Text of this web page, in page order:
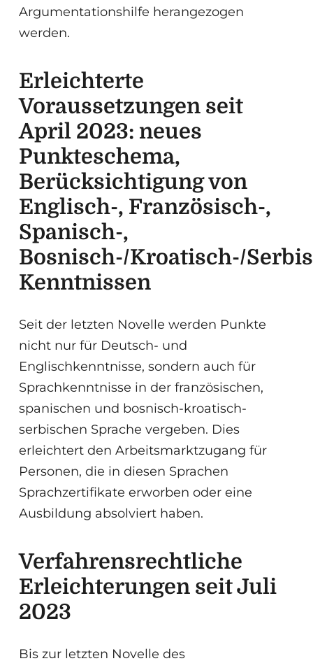
Argumentationshilfe herangezogen
werden.
Erleichterte
Voraussetzungen seit
April 2023: neues
Punkteschema,
Berücksichtigung von
Englisch-, Französisch-,
Spanisch-,
Bosnisch-/Kroatisch-/
Kenntnissen
Seit der letzten Novelle werden Punkte
nicht nur für Deutsch- und
Englischkenntnisse, sondern auch für
Sprachkenntnisse in der französischen,
spanischen und bosnisch-kroatisch-
serbischen Sprache vergeben. Dies
erleichtert den Arbeitsmarktzugang für
Personen, die in diesen Sprachen
Sprachzertifikate erworben oder eine
Ausbildung absolviert haben.
Verfahrensrechtliche
Erleichterungen seit Juli
2023
Bis zur letzten Novelle des